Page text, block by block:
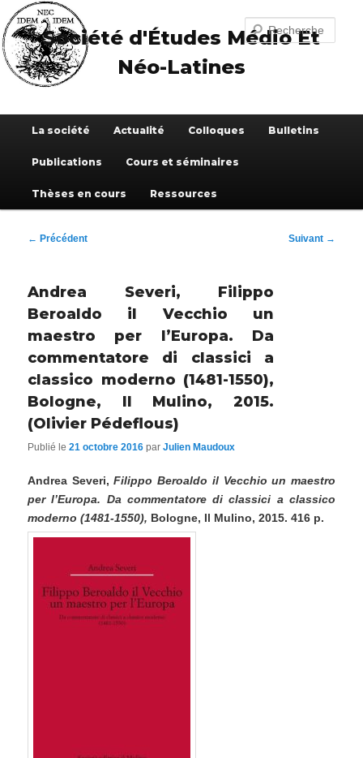
Aller
au
contenu
principal Société d'Études Médio Et
Néo-Latines
Recherche
principalLa société Actualité Colloques Bulletins
Publications Cours et séminaires
Thèses en cours Ressources
Navigation
← Précédent Suivant →
Andrea Severi, Filippo
Beroaldo il Vecchio un
maestro per l’Europa. Da
commentatore di classici a
classico moderno (1481-1550),
Bologne, Il Mulino, 2015.
(Olivier Pédeflous)
Publié le21 octobre 2016 parJulien Maudoux
Andrea Severi,Filippo Beroaldo il Vecchio un maestro
per l’Europa. Da commentatore di classici a classico
moderno (1481-1550), Bologne, Il Mulino, 2015. 416 p.